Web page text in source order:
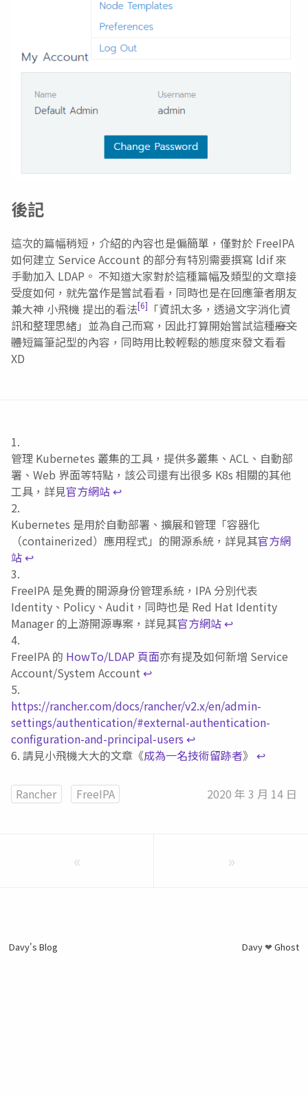
後記
這次的篇幅稍短，介紹的內容也是偏簡單，僅對於 FreeIPA
如何建立 Service Account 的部分有特別需要撰寫 ldif 來
手動加入 LDAP。 不知道大家對於這種篇幅及類型的文章接
受度如何，就先當作是嘗試看看，同時也是在回應筆者朋友
兼大神 小飛機 提出的看法[6]
「資訊太多，透過文字消化資
訊和整理思緒」並為自己而寫，因此打算開始嘗試這種廢文
體短篇筆記型的內容，同時用比較輕鬆的態度來發文看看
XD
管理 Kubernetes 叢集的工具，提供多叢集、ACL、自動部
署、Web 界面等特點，該公司還有出很多 K8s 相關的其他
工具，詳見官方網站 ↩︎
Kubernetes 是用於自動部署、擴展和管理「容器化
（containerized）應用程式」的開源系統，詳見其官方網
站 ↩︎
FreeIPA 是免費的開源身份管理系統，IPA 分別代表
Identity、Policy、Audit，同時也是 Red Hat Identity
Manager 的上游開源專案，詳見其官方網站 ↩︎
FreeIPA 的 HowTo/LDAP 頁面亦有提及如何新增 Service
Account/System Account ↩︎
https://rancher.com/docs/rancher/v2.x/en/admin-
settings/authentication/#external-authentication-
configuration-and-principal-users ↩︎
請見小飛機大大的文章《成為一名技術留跡者》 ↩︎
Rancher FreeIPA 2020 年 3 月 14 日
« »
Davy's Blog Davy Ghost